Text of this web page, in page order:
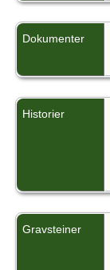
Dokumenter
Historier
Gravsteiner